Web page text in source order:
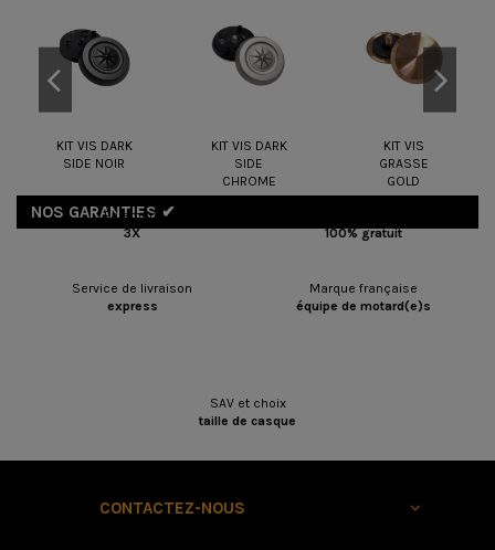
KIT VIS DARK
SIDE NOIR
KIT VIS DARK
SIDE
CHROME
KIT VIS
GRASSE
GOLD
NOS GARANTIES ✔︎
Paiement
3X
100% gratuit
Service de livraison
express
Marque française
équipe de motard(e)s
SAV et choix
taille de casque
CONTACTEZ-NOUS